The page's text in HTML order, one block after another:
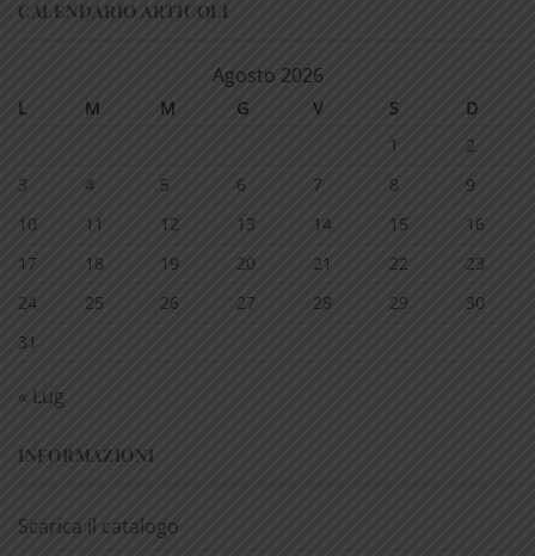
CALENDARIO ARTICOLI
Agosto 2026
L M M G V S
D
1
2
3
4 5 6 7 8
9
10
11 12 13 14 15
16
17
18 19 20 21 22
23
24
25 26 27 28 29
30
31
« Lug
INFORMAZIONI
Scarica il catalogo